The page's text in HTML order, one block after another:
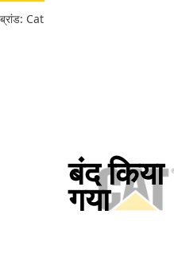
ब्रांड: Cat
बंद किया
गया